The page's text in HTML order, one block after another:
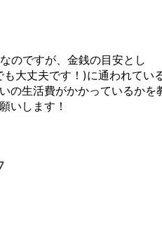
のですが、金銭の目安とし
大丈夫です！)に通われてい
の生活費がかかっているかを
いします！